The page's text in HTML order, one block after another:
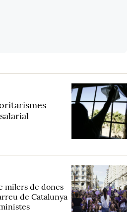
milers de dones
de Catalunya